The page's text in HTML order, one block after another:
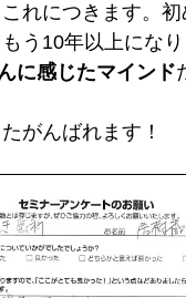
これにつきます。
う10年以上になり
に感じたマインド
がんばれます！